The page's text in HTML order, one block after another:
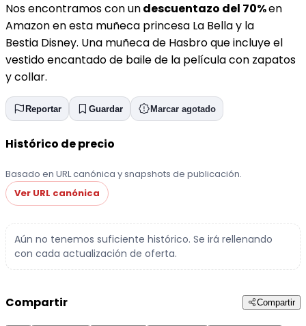
Nos encontramos con undescuentazo del 70%en
Amazon en esta muñeca princesa La Bella y la
Bestia Disney. Una muñeca de Hasbro que incluye el
vestido encantado de baile de la película con zapatos
y collar.
Reportar Guardar Marcar agotado
Histórico de precio
Basado en URL canónica y snapshots de publicación.
Ver URL canónica
Aún no tenemos suficiente histórico. Se irá rellenando
con cada actualización de oferta.
Compartir Compartir